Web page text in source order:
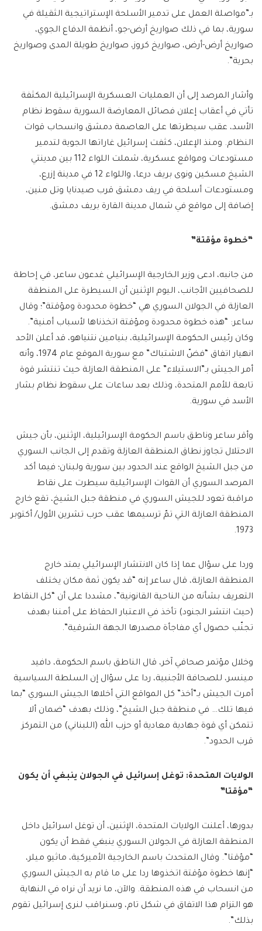
بـ”مواصلة العمل على تدمير الأسلحة الإستراتيجية الثقيلة في
سورية، بما في ذلك صواريخ أرض-جو، أنظمة الدفاع الجوي،
صواريخ أرض-أرض، صواريخ كروز، صواريخ طويلة المدى وصواريخ
بحرية”.
وأشار المرصد إلى أن العمليات العسكرية الإسرائيلية المكثفة
تأتي في أعقاب إعلان فصائل المعارضة السورية سقوط نظام
الأسد، عقب سيطرتها على العاصمة دمشق وانسحاب قوات
النظام. ومنذ الإعلان، كثفت إسرائيل غاراتها الجوية لتدمير
مستودعات ومواقع عسكرية، شملت اللواء 112 بين مدينتي
الشيخ مسكين ونوى بريف درعا، واللواء 12 في مدينة إزرع،
ومستودعات أسلحة في ريف دمشق قرب صيدنايا وتل منين،
إضافة إلى مواقع في شمال مدينة القارة بريف دمشق.
“خطوة مؤقتة”
من جانبه، ادعى وزير الخارجية الإسرائيلي غدعون ساعر، في إحاطة
للصحافيين الأجانب، اليوم الإثنين أن السيطرة على المنطقة
العازلة في الجولان السوري هي “خطوة محدودة ومؤقتة”؛ وقال
ساعر: “هذه خطوة محدودة ومؤقتة اتخذناها لأسباب أمنية”.
وكان رئيس الحكومة الإسرائيلية، بنيامين نتنياهو، قد أعلن الأحد
انهيار اتفاق “فضّ الاشتباك” مع سورية الموقع عام 1974، وأنه
أمر الجيش بـ”الاستيلاء” على المنطقة العازلة حيث تنتشر قوة
تابعة للأمم المتحدة، وذلك بعد ساعات على سقوط نظام بشار
الأسد في سورية.
وأقر ساعر وناطق باسم الحكومة الإسرائيلية، الإثنين، بأن جيش
الاحتلال تجاوز نطاق المنطقة العازلة وتقدم إلى الجانب السوري
من جبل الشيخ الواقع عند الحدود بين سورية ولبنان؛ فيما أكد
المرصد السوري أن القوات الإسرائيلية سيطرت على نقاط
مراقبة تعود للجيش السوري في منطقة جبل الشيخ، تقع خارج
المنطقة العازلة التي تمّ ترسيمها عقب حرب تشرين الأول/ أكتوبر
1973.
وردا على سؤال عما إذا كان الانتشار الإسرائيلي يمتد خارج
المنطقة العازلة، قال ساعر إنه “قد يكون ثمة مكان يختلف
التعريف بشأنه من الناحية القانونية”، مشددا على أن “كل النقاط
(حيث انتشر الجنود) تأخذ في الاعتبار الحفاظ على أمننا بهدف
تجنّب حصول أي مفاجأة مصدرها الجهة الشرقية”.
وخلال مؤتمر صحافي آخر، قال الناطق باسم الحكومة، دافيد
مينسر، للصحافة الأجنبية، ردا على سؤال إن السلطة السياسية
أمرت الجيش بـ”أخذ” كل المواقع التي أخلاها الجيش السوري “بما
فيها تلك… في منطقة جبل الشيخ”، وذلك بهدف “ضمان ألا
تتمكن أي قوة جهادية معادية أو حزب الله (اللبناني) من التمركز
قرب الحدود”.
الولايات المتحدة: توغل إسرائيل في الجولان ينبغي أن يكون
“مؤقتا”
بدورها، أعلنت الولايات المتحدة، الإثنين، أن توغل اسرائيل داخل
المنطقة العازلة في الجولان السوري ينبغي فقط أن يكون
“مؤقتا”. وقال المتحدث باسم الخارجية الأميركية، ماثيو ميلر،
“إنها خطوة مؤقتة اتخذوها ردا على ما قام به الجيش السوري
من انسحاب في هذه المنطقة. والآن، ما نريد أن نراه في النهاية
هو التزام هذا الاتفاق في شكل تام، وسنراقب لنرى إسرائيل تقوم
بذلك”.